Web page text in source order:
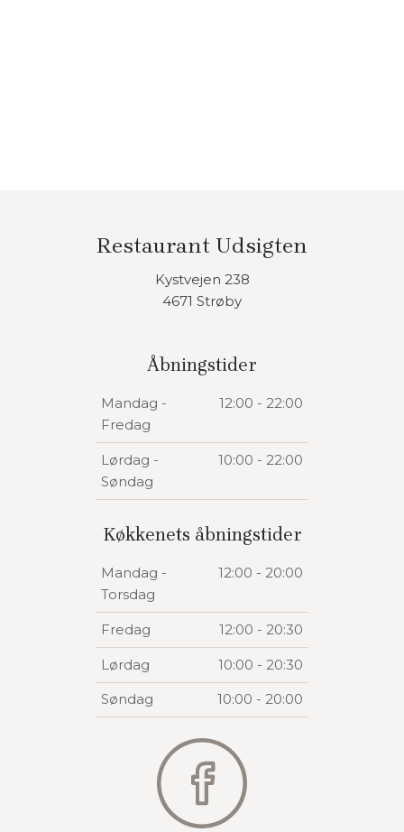
Restaurant Udsigten​
Kystvejen 238
​4671 Strøby
Åbningstider
​Mandag -
Fredag
12:00 - 22:00
Lørdag -
Søndag
10:00 - 22:00
​Køkkenets åbningstider
​Mandag -
Torsdag
12:00 - 20:00
​Fredag 12:00 - 20:30
​Lørdag 10:00 - 20:30
​Søndag 10:00 - 20:00